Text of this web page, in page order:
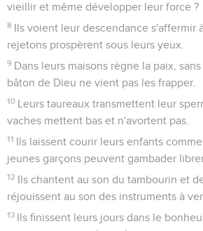
vieillir et même développer leur force ?
8 Ils voient leur descendance s'affermir
rejetons prospèrent sous leurs yeux.
9 Dans leurs maisons règne la paix,
bâton de Dieu ne vient pas les frapper.
10 Leurs taureaux transmettent leur
vaches mettent bas et n'avortent pas.
11 Ils laissent courir leurs enfants
jeunes garçons peuvent gambader
12 Ils chantent au son du tambourin et
réjouissent au son des instruments à
13 Ils finissent leurs jours dans le